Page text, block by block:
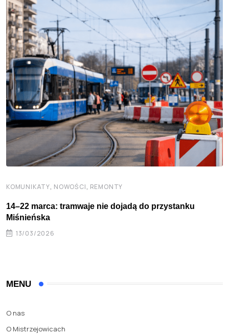
KOMUNIKATY, NOWOŚCI, REMONTY
14–22 marca: tramwaje nie dojadą do przystanku
Miśnieńska
13/03/2026
MENU
O nas
O Mistrzejowicach